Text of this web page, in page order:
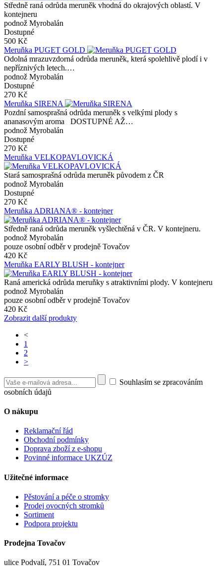
Středně raná odrůda meruněk vhodná do okrajových oblastí. V
kontejneru
podnož Myrobalán
Dostupné
500 Kč
Meruňka PUGET GOLD
Odolná mrazuvzdorná odrůda meruněk, která spolehlivě plodí i v
nepříznivých letech.…
podnož Myrobalán
Dostupné
270 Kč
Meruňka SIRENA
Pozdní samosprašná odrůda meruněk s velkými plody s
ananasovým aroma DOSTUPNÉ AŽ…
podnož Myrobalán
Dostupné
270 Kč
Meruňka VELKOPAVLOVICKÁ
Stará samosprašná odrůda meruněk původem z ČR
podnož Myrobalán
Dostupné
270 Kč
Meruňka ADRIANA® - kontejner
Středně raná odrůda meruněk vyšlechtěná v ČR. V kontejneru.
podnož Myrobalán
pouze osobní odběr v prodejně Tovačov
420 Kč
Meruňka EARLY BLUSH - kontejner
Raná americká odrůda meruňky s atraktivními plody. V kontejneru
podnož Myrobalán
pouze osobní odběr v prodejně Tovačov
420 Kč
Zobrazit další produkty
<
1
2
>
Souhlasím se zpracováním
osobních údajů
O nákupu
Reklamační řád
Obchodní podmínky
Doprava zboží z e-shopu
Povinné informace UKZÚZ
Užitečné informace
Pěstování a péče o stromky
Prodej ovocných stromků
Sortiment
Podpora projektu
Prodejna Tovačov
ulice Podvalí, 751 01 Tovačov